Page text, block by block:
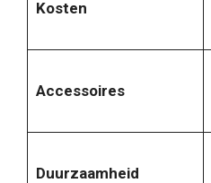
Kosten
Accessoires
Duurzaamheid